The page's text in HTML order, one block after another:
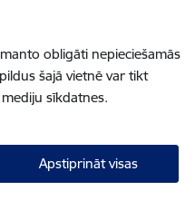
obligāti nepieciešamās
šajā vietnē var tikt
sīkdatnes.
Apstiprināt visas